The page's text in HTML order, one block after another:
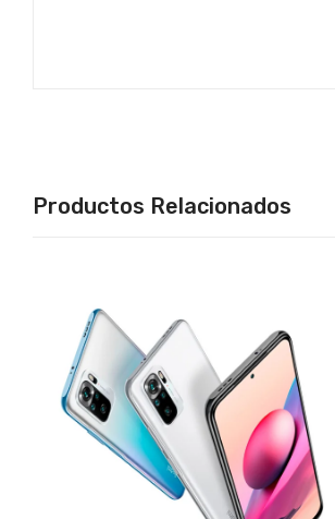
Productos Relacionados